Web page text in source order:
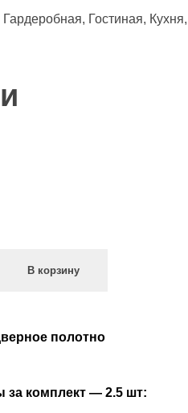
Гостиная, Кухня,
В корзину
полотно
за комплект — 2.5 шт: